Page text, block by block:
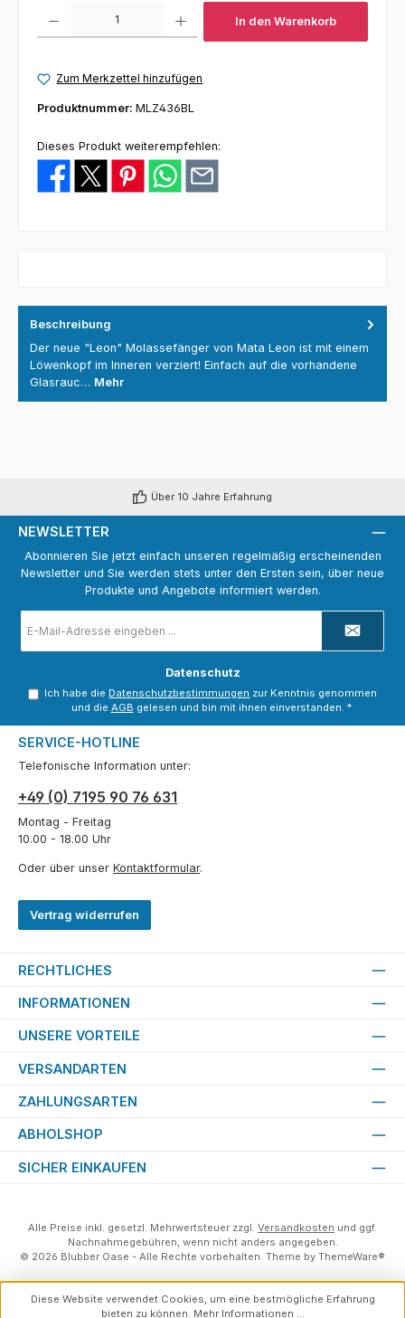
In den Warenkorb
Zum Merkzettel hinzufügen
Produktnummer: MLZ436BL
Dieses Produkt weiterempfehlen:
Beschreibung
Der neue "Leon" Molassefänger von Mata Leon ist mit einem
Löwenkopf im Inneren verziert! Einfach auf die vorhandene
Glasrauc… Mehr
Über 10 Jahre Erfahrung
NEWSLETTER
Abonnieren Sie jetzt einfach unseren regelmäßig erscheinenden
Newsletter und Sie werden stets unter den Ersten sein, über neue
Produkte und Angebote informiert werden.
Mail-
Adresse
Datenschutz
Ich habe die Datenschutzbestimmungen zur Kenntnis genommen
und die AGB gelesen und bin mit ihnen einverstanden. *
SERVICE-HOTLINE
Telefonische Information unter:
+49 (0) 7195 90 76 631
Montag - Freitag
10.00 - 18.00 Uhr
Oder über unser Kontaktformular.
Vertrag widerrufen
RECHTLICHES
INFORMATIONEN
UNSERE VORTEILE
VERSANDARTEN
ZAHLUNGSARTEN
ABHOLSHOP
SICHER EINKAUFEN
Alle Preise inkl. gesetzl. Mehrwertsteuer zzgl. Versandkosten und ggf.
Nachnahmegebühren, wenn nicht anders angegeben.
© 2026 Blubber Oase - Alle Rechte vorbehalten. Theme by ThemeWare®
Diese Website verwendet Cookies, um eine bestmögliche Erfahrung
bieten zu können. Mehr Informationen ...